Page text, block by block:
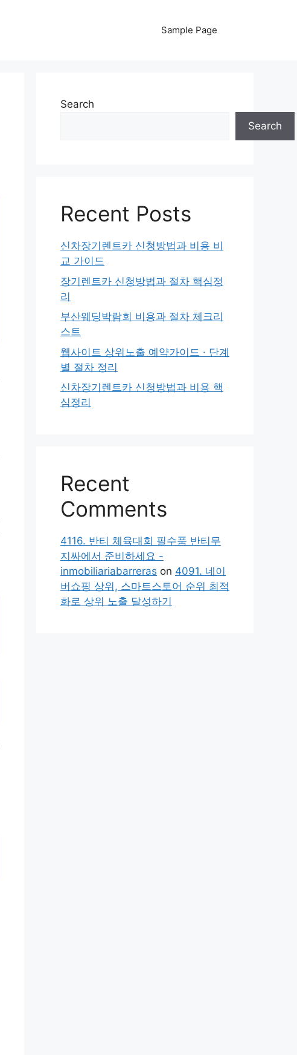
Sample Page
Search
Search
Recent Posts
신차장기렌트카 신청방법과 비용 비
교 가이드
장기렌트카 신청방법과 절차 핵심정
리
부산웨딩박람회 비용과 절차 체크리
스트
웹사이트 상위노출 예약가이드 · 단계
별 절차 정리
신차장기렌트카 신청방법과 비용 핵
심정리
Recent
Comments
4116. 반티 체육대회 필수품 반티무
지싸에서 준비하세요 -
inmobiliariabarreras on 4091. 네이
버쇼핑 상위, 스마트스토어 순위 최적
화로 상위 노출 달성하기